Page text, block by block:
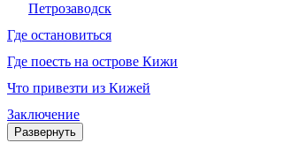
Петрозаводск
Где остановиться
Где поесть на острове Кижи
Что привезти из Кижей
Заключение
Развернуть